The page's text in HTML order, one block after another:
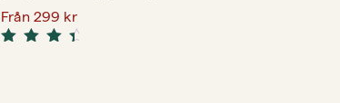
Från 299 kr